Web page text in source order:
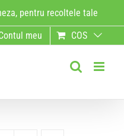
pentru recoltele tale
meu COS